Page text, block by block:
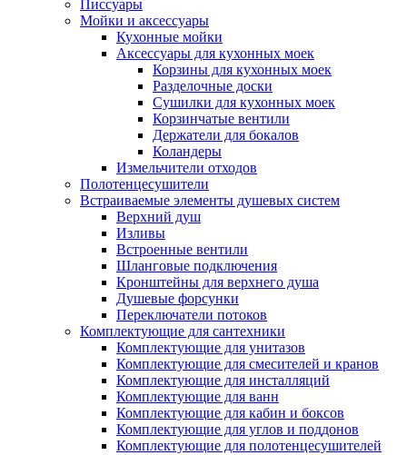
Писсуары
Мойки и аксессуары
Кухонные мойки
Аксессуары для кухонных моек
Корзины для кухонных моек
Разделочные доски
Сушилки для кухонных моек
Корзинчатые вентили
Держатели для бокалов
Коландеры
Измельчители отходов
Полотенцесушители
Встраиваемые элементы душевых систем
Верхний душ
Изливы
Встроенные вентили
Шланговые подключения
Кронштейны для верхнего душа
Душевые форсунки
Переключатели потоков
Комплектующие для сантехники
Комплектующие для унитазов
Комплектующие для смесителей и кранов
Комплектующие для инсталляций
Комплектующие для ванн
Комплектующие для кабин и боксов
Комплектующие для углов и поддонов
Комплектующие для полотенцесушителей